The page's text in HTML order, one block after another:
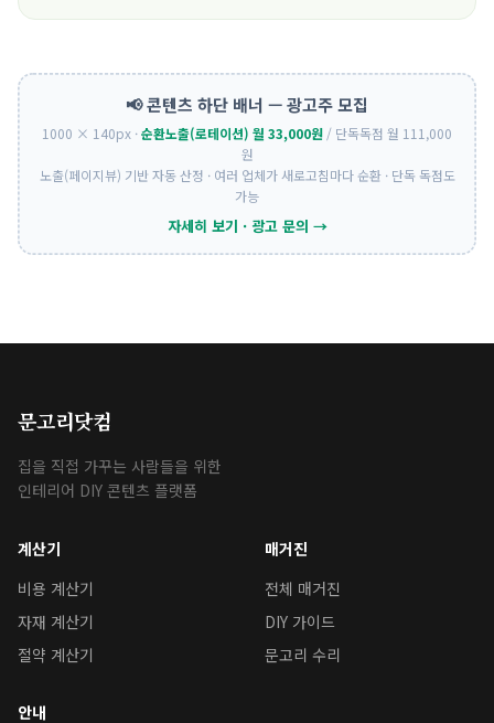
📢 콘텐츠 하단 배너 — 광고주 모집
1000 × 140px ·순환노출(로테이션) 월 33,000원 / 단독독점 월 111,000
원
노출(페이지뷰) 기반 자동 산정 · 여러 업체가 새로고침마다 순환 · 단독 독점도
가능
자세히 보기 · 광고 문의 →
문고리닷컴
집을 직접 가꾸는 사람들을 위한
인테리어 DIY 콘텐츠 플랫폼
계산기
비용 계산기
자재 계산기
절약 계산기
매거진
전체 매거진
DIY 가이드
문고리 수리
안내